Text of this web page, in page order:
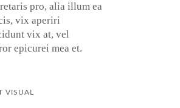
pro, alia illum ea
vix aperiri
vix at, vel
epicurei mea et.
VISUAL